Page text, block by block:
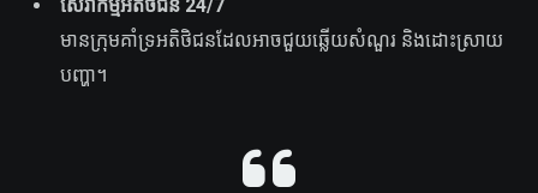
សេវាកម្មអតិថិជន 24/7
មានក្រុមគាំទ្រអតិថិជនដែលអាចជួយឆ្លើយសំណួរ និងដោះស្រាយ
បញ្ហា។